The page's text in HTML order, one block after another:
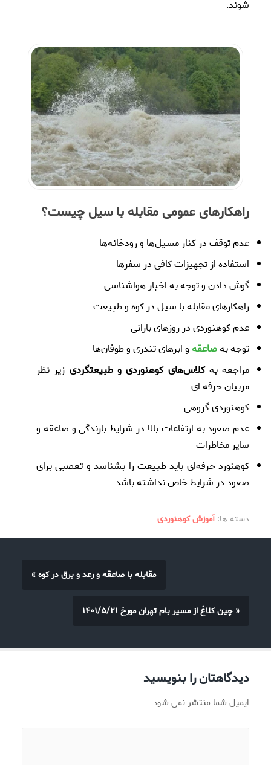
شوند.
راهکارهای عمومی مقابله با سیل چیست؟
عدم توقف در کنار مسیل‌ها و رودخانه‌ها
استفاده از تجهیزات کافی در سفرها
گوش دادن و توجه به اخبار هواشناسی
راهکارهای مقابله با سیل در کوه و طبیعت
عدم کوهنوردی در روزهای بارانی
توجه بهصاعقهو ابرهای تندری و طوفان‌ها
مراجعه بهکلاس‌های کوهنوردی و طبیعتگردیزیر نظر
مربیان حرفه ای
کوهنوردی گروهی
عدم صعود به ارتفاعات بالا در شرایط بارندگی و صاعقه و
سایر مخاطرات
کوهنورد حرفه‌ای باید طبیعت را بشناسد و تعصبی برای
صعود در شرایط خاص نداشته باشد
دسته ها:آموزش کوهنوردی
« مقابله با صاعقه و رعد و برق در کوه
چین کلاغ از مسیر بام تهران مورخ ۱۴۰۱/۵/۲۱ »
دیدگاهتان را بنویسید
ایمیل شما منتشر نمی شود